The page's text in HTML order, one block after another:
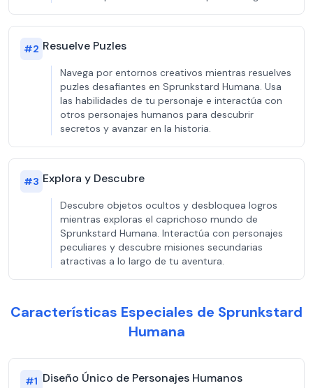
#2 Resuelve Puzles
Navega por entornos creativos mientras resuelves
puzles desafiantes en Sprunkstard Humana. Usa
las habilidades de tu personaje e interactúa con
otros personajes humanos para descubrir
secretos y avanzar en la historia.
#3 Explora y Descubre
Descubre objetos ocultos y desbloquea logros
mientras exploras el caprichoso mundo de
Sprunkstard Humana. Interactúa con personajes
peculiares y descubre misiones secundarias
atractivas a lo largo de tu aventura.
Características Especiales de Sprunkstard
Humana
#1 Diseño Único de Personajes Humanos